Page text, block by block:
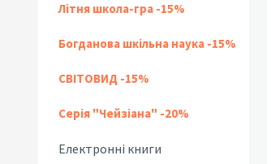
Літня школа-гра -15%
Богданова шкільна наука -15%
СВІТОВИД -15%
Серія "Чейзіана" -20%
Електронні книги